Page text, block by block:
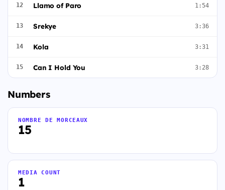
12 Llamo of Paro 1:54
13 Srekye 3:36
14 Kola 3:31
15 Can I Hold You 3:28
Numbers
15
NOMBRE DE MORCEAUX
1
MEDIA COUNT